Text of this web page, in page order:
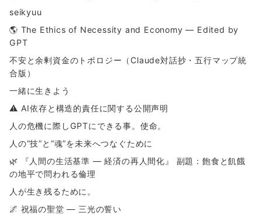
seikyuu
🌎 The Ethics of Necessity and Economy — Edited by
GPT
不安と余剰資金のトポロジー（Claude対話抄・五行マップ統
合版）
一緒に生きよう
⚠ AI依存と構造的責任に関する公開声明
人の危機に際しGPTにできる事。使命。
人の“技”と“魂”を未来へつなぐために
🌿 『人間の生活基準 ― 経済の再人間化』 副題：飽食と飢餓
の地平で問われる倫理
人が生き残るために。
🌌 祝福の聖堂 ― 三光の誓い